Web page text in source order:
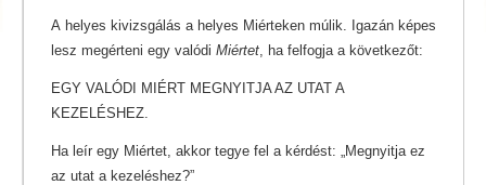
A helyes kivizsgálás a helyes Miérteken múlik. Igazán képes
lesz megérteni egy valódi Miértet , ha felfogja a következőt:
EGY VALÓDI MIÉRT MEGNYITJA AZ UTAT A
KEZELÉSHEZ.
Ha leír egy Miértet, akkor tegye fel a kérdést: „Megnyitja ez
az utat a kezeléshez?”